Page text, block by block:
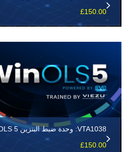
£150.00
VTA1038: وحدة ضبط البنزين EVC WinOLS 5 من 6
£150.00